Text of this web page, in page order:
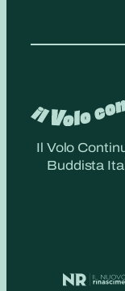
Il Volo
Buddista